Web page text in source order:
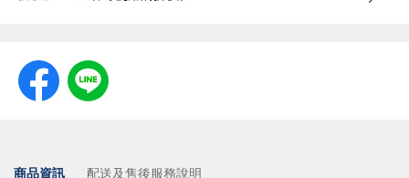
商品資訊 配送及售後服務說明